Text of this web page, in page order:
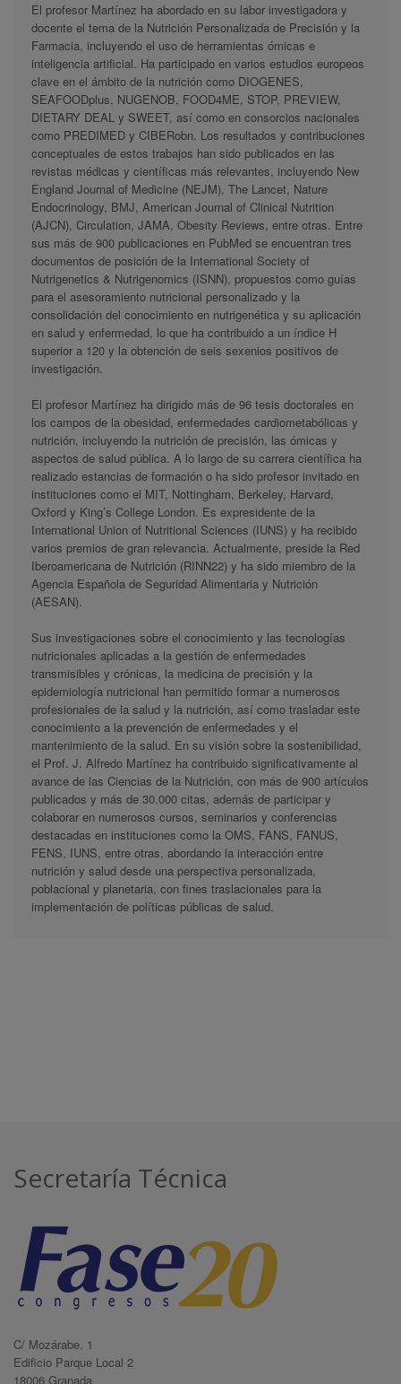
El profesor Martínez ha abordado en su labor investigadora y
docente el tema de la Nutrición Personalizada de Precisión y la
Farmacia, incluyendo el uso de herramientas ómicas e
inteligencia artificial. Ha participado en varios estudios europeos
clave en el ámbito de la nutrición como DIOGENES,
SEAFOODplus, NUGENOB, FOOD4ME, STOP, PREVIEW,
DIETARY DEAL y SWEET, así como en consorcios nacionales
como PREDIMED y CIBERobn. Los resultados y contribuciones
conceptuales de estos trabajos han sido publicados en las
revistas médicas y científicas más relevantes, incluyendo New
England Journal of Medicine (NEJM), The Lancet, Nature
Endocrinology, BMJ, American Journal of Clinical Nutrition
(AJCN), Circulation, JAMA, Obesity Reviews, entre otras. Entre
sus más de 900 publicaciones en PubMed se encuentran tres
documentos de posición de la International Society of
Nutrigenetics & Nutrigenomics (ISNN), propuestos como guías
para el asesoramiento nutricional personalizado y la
consolidación del conocimiento en nutrigenética y su aplicación
en salud y enfermedad, lo que ha contribuido a un índice H
superior a 120 y la obtención de seis sexenios positivos de
investigación.
El profesor Martínez ha dirigido más de 96 tesis doctorales en
los campos de la obesidad, enfermedades cardiometabólicas y
nutrición, incluyendo la nutrición de precisión, las ómicas y
aspectos de salud pública. A lo largo de su carrera científica ha
realizado estancias de formación o ha sido profesor invitado en
instituciones como el MIT, Nottingham, Berkeley, Harvard,
Oxford y King’s College London. Es expresidente de la
International Union of Nutritional Sciences (IUNS) y ha recibido
varios premios de gran relevancia. Actualmente, preside la Red
Iberoamericana de Nutrición (RINN22) y ha sido miembro de la
Agencia Española de Seguridad Alimentaria y Nutrición
(AESAN).
Sus investigaciones sobre el conocimiento y las tecnologías
nutricionales aplicadas a la gestión de enfermedades
transmisibles y crónicas, la medicina de precisión y la
epidemiología nutricional han permitido formar a numerosos
profesionales de la salud y la nutrición, así como trasladar este
conocimiento a la prevención de enfermedades y el
mantenimiento de la salud. En su visión sobre la sostenibilidad,
el Prof. J. Alfredo Martínez ha contribuido significativamente al
avance de las Ciencias de la Nutrición, con más de 900 artículos
publicados y más de 30.000 citas, además de participar y
colaborar en numerosos cursos, seminarios y conferencias
destacadas en instituciones como la OMS, FANS, FANUS,
FENS, IUNS, entre otras, abordando la interacción entre
nutrición y salud desde una perspectiva personalizada,
poblacional y planetaria, con fines traslacionales para la
implementación de políticas públicas de salud.
Secretaría Técnica
C/ Mozárabe, 1
Edificio Parque Local 2
18006 Granada